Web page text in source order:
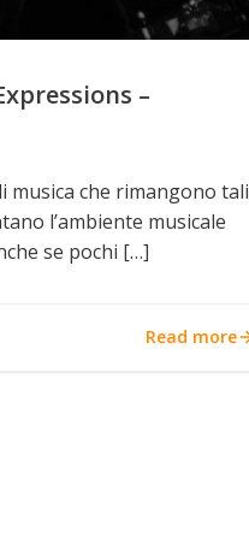
–
musica che rimangono tali
l’ambiente musicale
se pochi […]
Read more